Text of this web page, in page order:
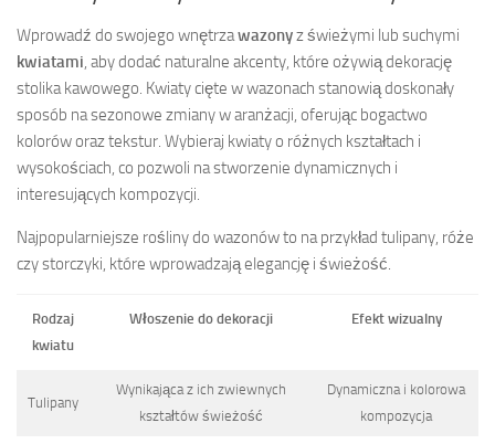
Wprowadź do swojego wnętrzawazonyz świeżymi lub suchymi
kwiatami , aby dodać naturalne akcenty, które ożywią dekorację
stolika kawowego. Kwiaty cięte w wazonach stanowią doskonały
sposób na sezonowe zmiany w aranżacji, oferując bogactwo
kolorów oraz tekstur. Wybieraj kwiaty o różnych kształtach i
wysokościach, co pozwoli na stworzenie dynamicznych i
interesujących kompozycji.
Najpopularniejsze rośliny do wazonów to na przykład tulipany, róże
czy storczyki, które wprowadzają elegancję i świeżość.
Rodzaj
kwiatu
Włoszenie do dekoracji Efekt wizualny
Tulipany
Wynikająca z ich zwiewnych
kształtów świeżość
Dynamiczna i kolorowa
kompozycja